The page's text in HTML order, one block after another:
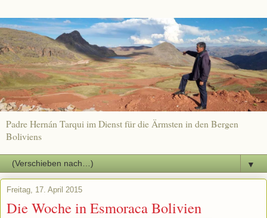
Padre Hernán Tarqui im Dienst für die Ärmsten in den Bergen
Boliviens
▼
Freitag, 17. April 2015
Die Woche in Esmoraca Bolivien